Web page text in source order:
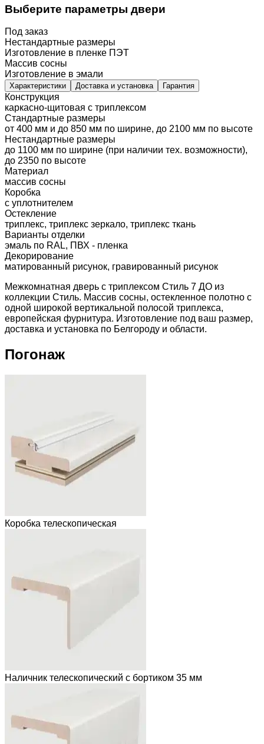
Выберите параметры двери
Под заказ
Нестандартные размеры
Изготовление в пленке ПЭТ
Массив сосны
Изготовление в эмали
Характеристики Доставка и установка Гарантия
Конструкция
каркасно-щитовая с триплексом
Стандартные размеры
от 400 мм и до 850 мм по ширине, до 2100 мм по высоте
Нестандартные размеры
до 1100 мм по ширине (при наличии тех. возможности),
до 2350 по высоте
Материал
массив сосны
Коробка
с уплотнителем
Остекление
триплекс, триплекс зеркало, триплекс ткань
Варианты отделки
эмаль по RAL, ПВХ - пленка
Декорирование
матированный рисунок, гравированный рисунок
Межкомнатная дверь с триплексом Стиль 7 ДО из
коллекции Стиль. Массив сосны, остекленное полотно с
одной широкой вертикальной полосой триплекса,
европейская фурнитура. Изготовление под ваш размер,
доставка и установка по Белгороду и области.
Погонаж
Коробка телескопическая
Наличник телескопический с бортиком 35 мм